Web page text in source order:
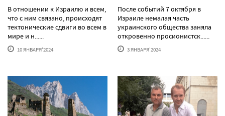
В отношении к Израилю и всем,
что с ним связано, происходят
тектонические сдвиги во всем в
мире и н......
10 ЯНВАРЯ'2024
После событий 7 октября в
Израиле немалая часть
украинского общества заняла
откровенно просионистск......
3 ЯНВАРЯ'2024